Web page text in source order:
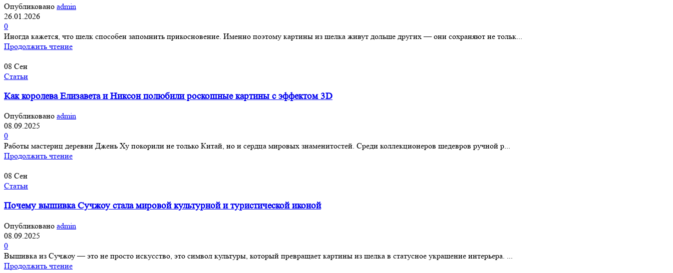
Опубликовано admin
26.01.2026
0
Иногда кажется, что шелк способен запомнить прикосновение. Именно поэтому картины из шелка живут дольше других — они сохраняют не тольк...
Продолжить чтение
08 Сен
Статьи
Как королева Елизавета и Никсон полюбили роскошные картины с эффектом 3D
Опубликовано admin
08.09.2025
0
Работы мастериц деревни Джень Ху покорили не только Китай, но и сердца мировых знаменитостей. Среди коллекционеров шедевров ручной р...
Продолжить чтение
08 Сен
Статьи
Почему вышивка Сучжоу стала мировой культурной и туристической иконой
Опубликовано admin
08.09.2025
0
Вышивка из Сучжоу — это не просто искусство, это символ культуры, который превращает картины из шелка в статусное украшение интерьера. ...
Продолжить чтение